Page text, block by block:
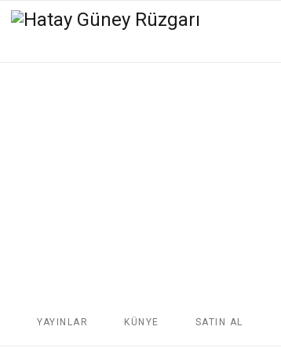
YAYINLAR KÜNYE SATIN AL